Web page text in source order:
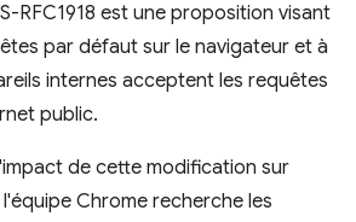
RFC1918 est une proposition visant
par défaut sur le navigateur et à
internes acceptent les requêtes
public.
de cette modification sur
Chrome recherche les